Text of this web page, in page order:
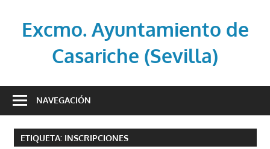
contenidoExcmo. Ayuntamiento de
Casariche (Sevilla)
oficial
Ayuntamiento
de
NAVEGACIÓN
ETIQUETA: INSCRIPCIONES